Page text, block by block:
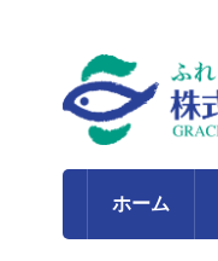
ホーム